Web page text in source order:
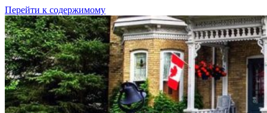
Перейти к содержимому